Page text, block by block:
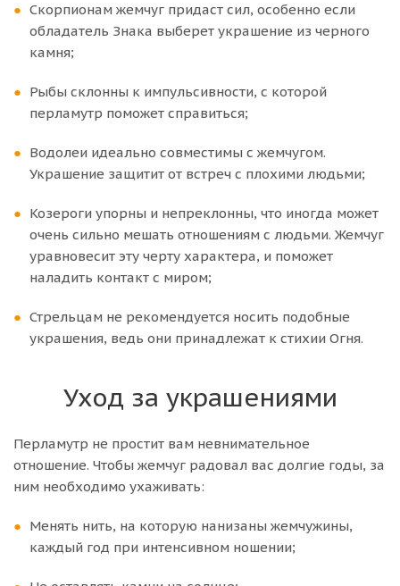
Скорпионам жемчуг придаст сил, особенно если
обладатель Знака выберет украшение из черного
камня;
Рыбы склонны к импульсивности, с которой
перламутр поможет справиться;
Водолеи идеально совместимы с жемчугом.
Украшение защитит от встреч с плохими людьми;
Козероги упорны и непреклонны, что иногда может
очень сильно мешать отношениям с людьми. Жемчуг
уравновесит эту черту характера, и поможет
наладить контакт с миром;
Стрельцам не рекомендуется носить подобные
украшения, ведь они принадлежат к стихии Огня.
Уход за украшениями
Перламутр не простит вам невнимательное
отношение. Чтобы жемчуг радовал вас долгие годы, за
ним необходимо ухаживать:
Менять нить, на которую нанизаны жемчужины,
каждый год при интенсивном ношении;